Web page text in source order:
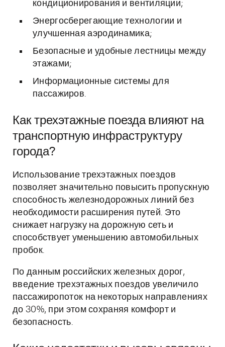
кондиционирования и вентиляции;
Энергосберегающие технологии и
улучшенная аэродинамика;
Безопасные и удобные лестницы между
этажами;
Информационные системы для
пассажиров.
Как трехэтажные поезда влияют на
транспортную инфраструктуру
города?
Использование трехэтажных поездов
позволяет значительно повысить пропускную
способность железнодорожных линий без
необходимости расширения путей. Это
снижает нагрузку на дорожную сеть и
способствует уменьшению автомобильных
пробок.
По данным российских железных дорог,
введение трехэтажных поездов увеличило
пассажиропоток на некоторых направлениях
до 30%, при этом сохраняя комфорт и
безопасность.